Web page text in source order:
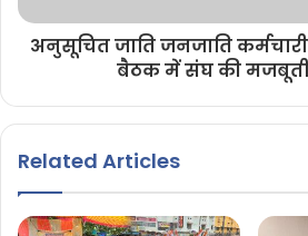
अनुसूचित जाति जनजाति
बैठक में संघ की मजबूती
Related Articles